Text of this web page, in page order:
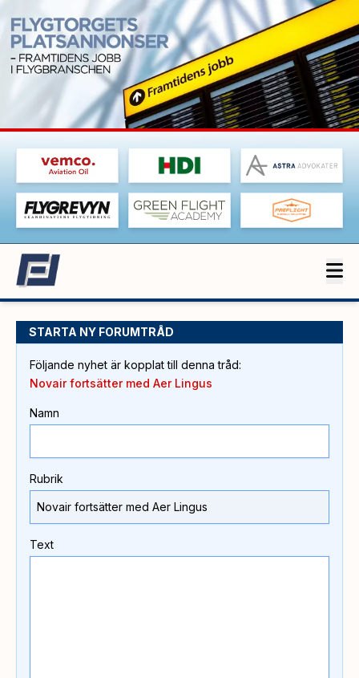
STARTA NY FORUMTRÅD
Följande nyhet är kopplat till denna tråd:
Novair fortsätter med Aer Lingus
Namn
Rubrik
Text